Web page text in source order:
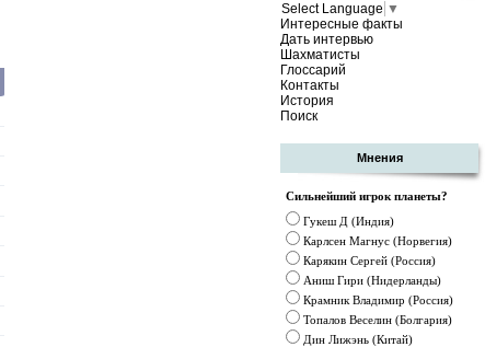
Select Language ▼
Интересные факты
Дать интервью
Шахматисты
Глоссарий
Контакты
История
Поиск
Мнения
Сильнейший игрок планеты?
Гукеш Д (Индия)
Карлсен Магнус (Норвегия)
Карякин Сергей (Россия)
Аниш Гири (Нидерланды)
Крамник Владимир (Россия)
Топалов Веселин (Болгария)
Дин Лижэнь (Китай)